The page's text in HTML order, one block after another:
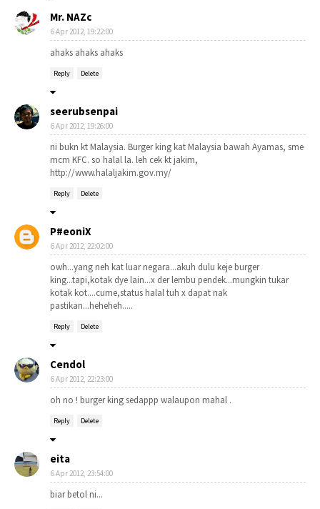
Mr. NAZc
6 Apr 2012, 19:22:00
ahaks ahaks ahaks
Reply Delete
seerubsenpai
6 Apr 2012, 19:26:00
ni bukn kt Malaysia. Burger king kat Malaysia bawah Ayamas, sme
mcm KFC. so halal la. leh cek kt jakim,
http://www.halaljakim.gov.my/
Reply Delete
P#eoniX
6 Apr 2012, 22:02:00
owh...yang neh kat luar negara...akuh dulu keje burger
king...tapi,kotak dye lain...x der lembu pendek...mungkin tukar
kotak kot....cume,status halal tuh x dapat nak
pastikan...heheheh.....
Reply Delete
Cendol
6 Apr 2012, 22:23:00
oh no ! burger king sedappp walaupon mahal .
Reply Delete
eita
6 Apr 2012, 23:54:00
biar betol ni...